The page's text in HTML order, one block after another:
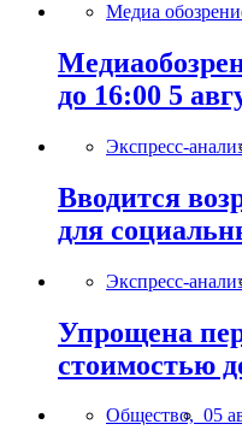
Медиа
до 16:00 5
Экспресс-
Вводится
для
Экспресс-
Упрощена
стоимостью
Общество, 05